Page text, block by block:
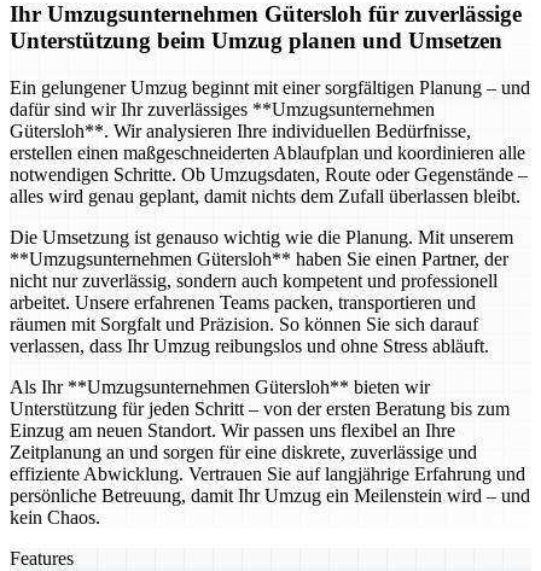
Ihr Umzugsunternehmen Gütersloh für zuverlässige
Unterstützung beim Umzug planen und Umsetzen
Ein gelungener Umzug beginnt mit einer sorgfältigen Planung – und
dafür sind wir Ihr zuverlässiges **Umzugsunternehmen
Gütersloh**. Wir analysieren Ihre individuellen Bedürfnisse,
erstellen einen maßgeschneiderten Ablaufplan und koordinieren alle
notwendigen Schritte. Ob Umzugsdaten, Route oder Gegenstände –
alles wird genau geplant, damit nichts dem Zufall überlassen bleibt.
Die Umsetzung ist genauso wichtig wie die Planung. Mit unserem
**Umzugsunternehmen Gütersloh** haben Sie einen Partner, der
nicht nur zuverlässig, sondern auch kompetent und professionell
arbeitet. Unsere erfahrenen Teams packen, transportieren und
räumen mit Sorgfalt und Präzision. So können Sie sich darauf
verlassen, dass Ihr Umzug reibungslos und ohne Stress abläuft.
Als Ihr **Umzugsunternehmen Gütersloh** bieten wir
Unterstützung für jeden Schritt – von der ersten Beratung bis zum
Einzug am neuen Standort. Wir passen uns flexibel an Ihre
Zeitplanung an und sorgen für eine diskrete, zuverlässige und
effiziente Abwicklung. Vertrauen Sie auf langjährige Erfahrung und
persönliche Betreuung, damit Ihr Umzug ein Meilenstein wird – und
kein Chaos.
Features